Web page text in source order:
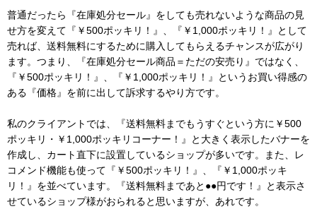
普通だったら『在庫処分セール』をしても売れないような商品の見
せ方を変えて『￥500ポッキリ！』、『￥1,000ポッキリ！』として
売れば、送料無料にするために購入してもらえるチャンスが広がり
ます。つまり、『在庫処分セール商品＝ただの安売り』ではなく、
『￥500ポッキリ！』、『￥1,000ポッキリ！』というお買い得感の
ある『価格』を前に出して訴求するやり方です。
私のクライアントでは、『送料無料までもうすぐという方に￥500
ポッキリ・￥1,000ポッキリコーナー！』と大きく表示したバナーを
作成し、カート直下に設置しているショップが多いです。また、レ
コメンド機能も使って『￥500ポッキリ！』、『￥1,000ポッキ
リ！』を並べています。『送料無料まであと●●円です！』と表示さ
せているショップ様がおられると思いますが、あれです。